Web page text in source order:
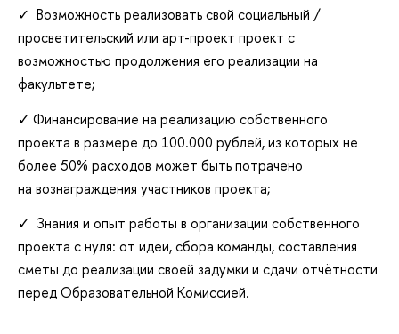
✓ Возможность реализовать свой социальный /
просветительский или арт-проект проект с
возможностью продолжения его реализации на
факультете;
✓ Финансирование на реализацию собственного
проекта в размере до 100.000 рублей, из которых не
более 50% расходов может быть потрачено
на вознаграждения участников проекта;
✓ Знания и опыт работы в организации собственного
проекта с нуля: от идеи, сбора команды, составления
сметы до реализации своей задумки и сдачи отчётности
перед Образовательной Комиссией.